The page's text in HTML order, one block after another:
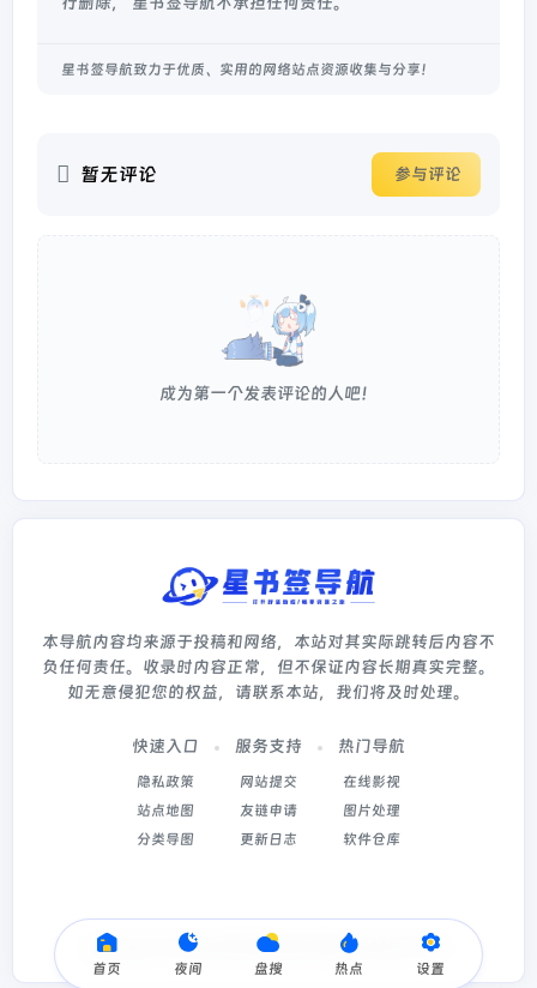
星书签导航致力于优质、实用的网络站点资源收集与分享！
暂无评论 参与评论
成为第一个发表评论的人吧！
首页 夜间 盘搜 热点 设置
本导航内容均来源于投稿和网络，本站对其实际跳转后内容不
负任何责任。收录时内容正常，但不保证内容长期真实完整。
如无意侵犯您的权益，请联系本站，我们将及时处理。
快速入口
隐私政策
站点地图
分类导图
服务支持
网站提交
友链申请
更新日志
热门导航
在线影视
图片处理
软件仓库
Copyright © 2026 星书签导航 冀ICP备2022003214号-5